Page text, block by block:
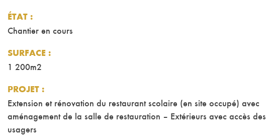
ÉTAT :
Chantier en cours
SURFACE :
1 200m2
PROJET :
Extension et rénovation du restaurant scolaire (en site occupé) avec
aménagement de la salle de restauration – Extérieurs avec accès des
usagers